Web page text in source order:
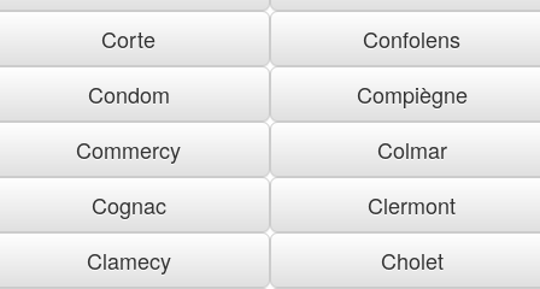
Corte
Confolens
Condom
Compiègne
Commercy
Colmar
Cognac
Clermont
Clamecy
Cholet